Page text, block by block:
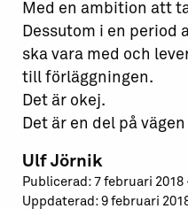
Med en ambition att
Dessutom i en period
ska vara med och
till förläggningen.
Det är okej.
Det är en del på
Ulf Jörnik
Publicerad: 7 februari 2018
Uppdaterad: 9 februari